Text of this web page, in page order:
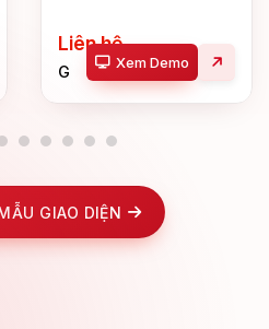
3.900.000
Gói:
website
điện
Xem Demo
GIAO DIỆN